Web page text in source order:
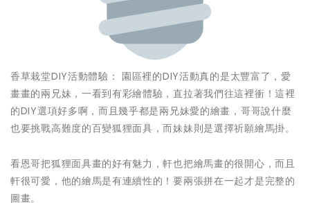
香草栽堂DIY活動體驗： 園區裡的DIY活動真的是太豐富了，愛
畫畫的兩兄妹，一看到有彩繪體驗，直拉著我們往這裡衝！這裡
的DIY選項好多啊，而且幾乎都是兩兄妹愛的繪畫，哥哥說什麼
也要挑戰高難度的百變狐狸面具，而妹妹則是選擇祈願繪馬掛。
看恩哥把狐狸面具畫的好有魅力，軒也把繪馬畫的很開心，而且
軒很可愛，他的繪馬是有連續性的！要兩張拼在一起才是完整的
圖畫。